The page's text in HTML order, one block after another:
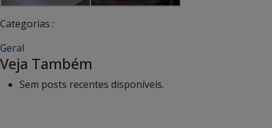
Categorias :
Geral
Veja Também
Sem posts recentes disponíveis.